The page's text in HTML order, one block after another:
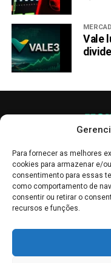
Para fornecer as melhores
cookies para armazenar e/
consentimento para essas
como comportamento de
consentir ou retirar o
recursos e funções.
Vale
informativo, servindo
interpretadas como